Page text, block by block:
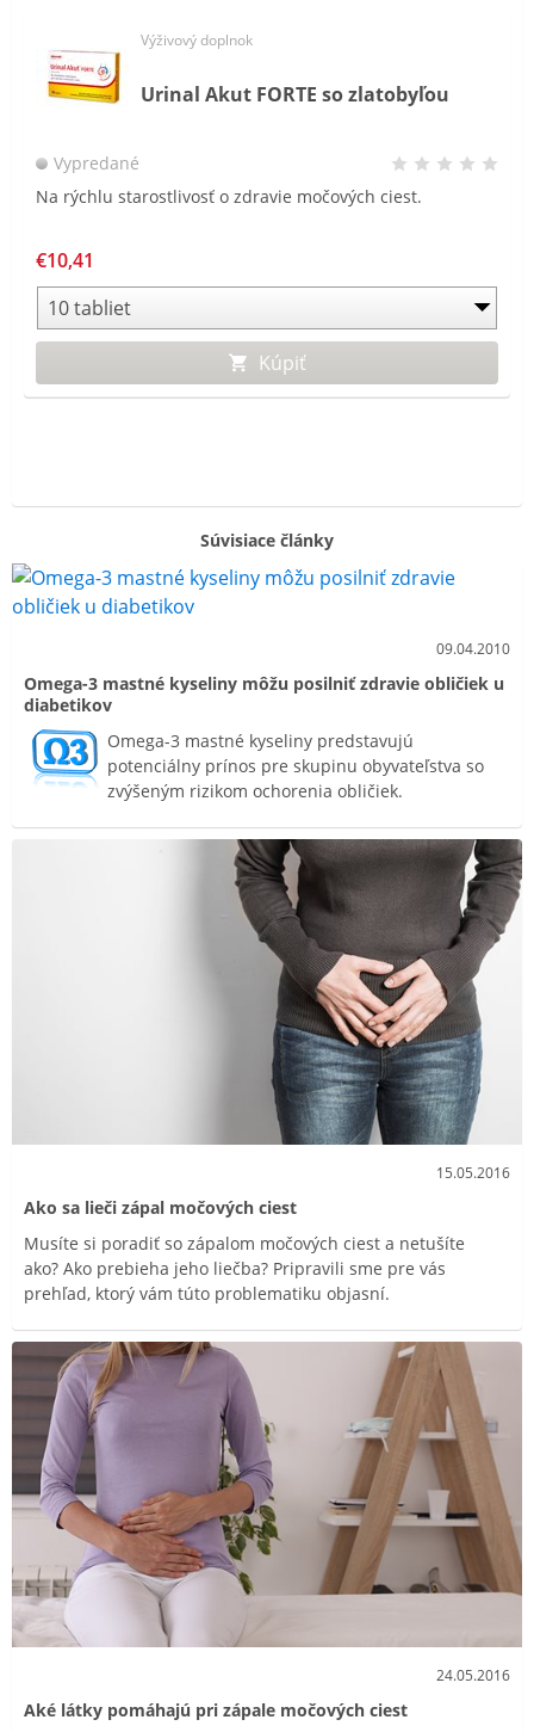
Výživový doplnok
Urinal Akut FORTE so zlatobyľou
Vypredané
Na rýchlu starostlivosť o zdravie močových ciest.
€10,41
Kúpiť
Súvisiace články
09.04.2010
Omega-3 mastné kyseliny môžu posilniť zdravie obličiek u
diabetikov
Omega-3 mastné kyseliny predstavujú
potenciálny prínos pre skupinu obyvateľstva so
zvýšeným rizikom ochorenia obličiek.
15.05.2016
Ako sa lieči zápal močových ciest
Musíte si poradiť so zápalom močových ciest a netušíte
ako? Ako prebieha jeho liečba? Pripravili sme pre vás
prehľad, ktorý vám túto problematiku objasní.
24.05.2016
Aké látky pomáhajú pri zápale močových ciest